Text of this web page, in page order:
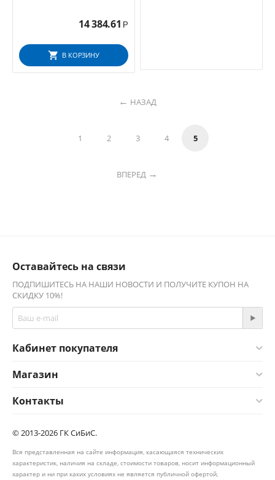
14 384.61 Р
В КОРЗИНУ
НАЗАД
1 2 3 4 5
ВПЕРЕД
Оставайтесь на связи
ПОДПИШИТЕСЬ НА НАШИ НОВОСТИ И ПОЛУЧИТЕ КУПОН НА
СКИДКУ 10%!
Кабинет покупателя
Магазин
Контакты
© 2013-2026 ГК СиБиС.
Вся представленная на сайте информация, касающаяся технических
характеристик, наличия на складе, стоимости товаров, носит информационный
характер и ни при каких условиях не является публичной офертой,